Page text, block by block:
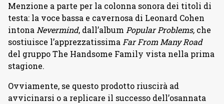
Menzione a parte per la colonna sonora dei titoli di
testa: la voce bassa e cavernosa di Leonard Cohen
intonaNevermind, dall’album Popular Problems, che
sostiuisce l’apprezzatissimaFar From Many Road
del gruppo The Handsome Family vista nella prima
stagione.
Ovviamente, se questo prodotto riuscirà ad
avvicinarsi o a replicare il successo dell’osannata